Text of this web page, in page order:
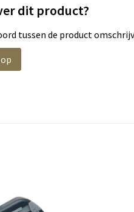
dit product?
tussen de product